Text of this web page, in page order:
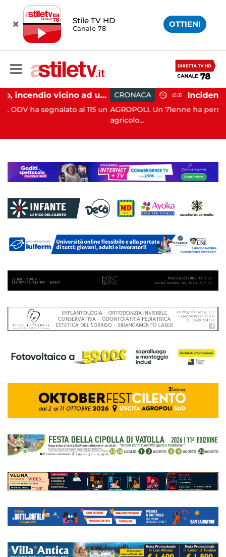
Stile TV HD
Canale 78 OTTIENI
Salerno, incendio vicino ad un traliccio: tempestivi i soccorsi
al 115 un
CRONACA 15:35
AGROPOLI. Un 71enne ha perso la vita in un